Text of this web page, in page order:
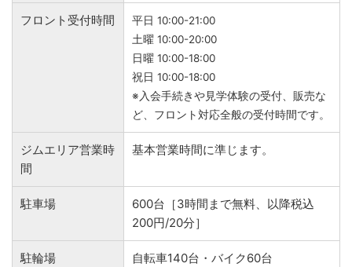
フロント受付時間
平日 10:00-21:00
土曜 10:00-20:00
日曜 10:00-18:00
祝日 10:00-18:00
※入会手続きや見学体験の受付、販売な
ど、フロント対応全般の受付時間です。
ジムエリア営業時
間
基本営業時間に準じます。
駐車場
600台［3時間まで無料、以降税込
200円/20分］
駐輪場 自転車140台・バイク60台